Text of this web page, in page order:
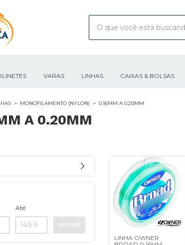
VARAS LINHAS CAIXAS & BOLSAS
> MONOFILAMENTO (NYLON) > 0.16MM A 0.20MM
A 0.20MM
Até
APLICAR
LINHA OWNER